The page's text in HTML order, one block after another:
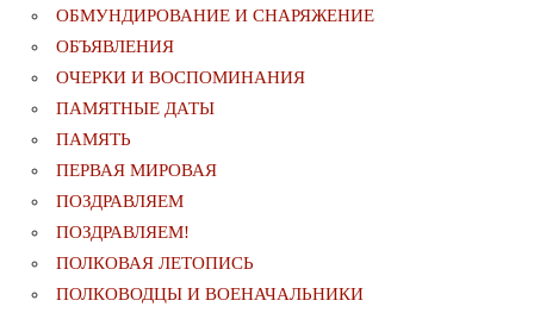
ОБМУНДИРОВАНИЕ И СНАРЯЖЕНИЕ
ОБЪЯВЛЕНИЯ
ОЧЕРКИ И ВОСПОМИНАНИЯ
ПАМЯТНЫЕ ДАТЫ
ПАМЯТЬ
ПЕРВАЯ МИРОВАЯ
ПОЗДРАВЛЯЕМ
ПОЗДРАВЛЯЕМ!
ПОЛКОВАЯ ЛЕТОПИСЬ
ПОЛКОВОДЦЫ И ВОЕНАЧАЛЬНИКИ